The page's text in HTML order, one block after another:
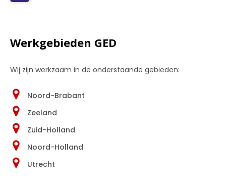
Werkgebieden GED
Wij zijn werkzaam in de onderstaande gebieden:
Noord-Brabant
Zeeland
Zuid-Holland
Noord-Holland
Utrecht